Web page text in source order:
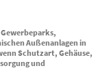
Außenanlagen in
Schutzart, Gehäuse,
und